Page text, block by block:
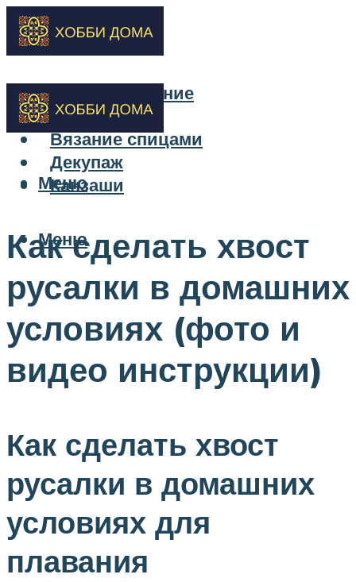
Бисероплетение
Вышивка
Вязание спицами
Декупаж
Канзаши
Меню
Меню
Как сделать хвост
русалки в домашних
условиях (фото и
видео инструкции)
Как сделать хвост
русалки в домашних
условиях для
плавания